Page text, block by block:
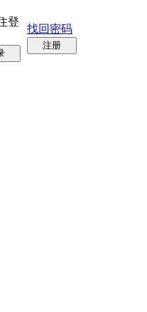
登
找回密码
注册